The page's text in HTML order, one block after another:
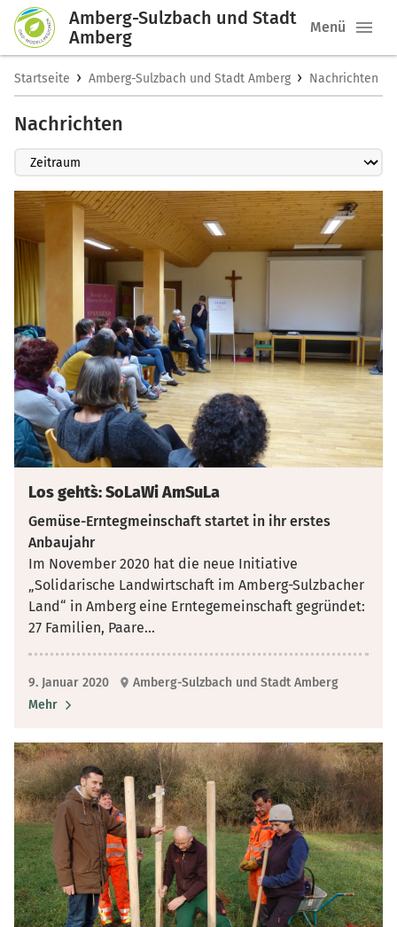
Amberg-Sulzbach und Stadt
Amberg
Menü
Startseite › Amberg-Sulzbach und Stadt Amberg › Nachrichten
Nachrichten
Los geht`s: SoLaWi AmSuLa
Gemüse-Erntegmeinschaft startet in ihr erstes
Anbaujahr
Im November 2020 hat die neue Initiative
„Solidarische Landwirtschaft im Amberg-Sulzbacher
Land“ in Amberg eine Erntegemeinschaft gegründet:
27 Familien, Paare...
9. Januar 2020
Amberg-Sulzbach und Stadt Amberg
Mehr